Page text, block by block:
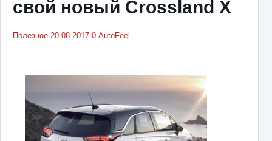
свой новый Crossland X
Полезное 20.08.2017 0 AutoFeel